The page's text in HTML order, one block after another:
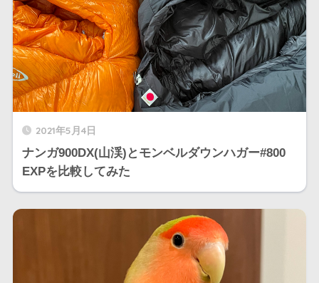
2021年5月4日
ナンガ900DX(山渓)とモンベルダウンハガー#800
EXPを比較してみた